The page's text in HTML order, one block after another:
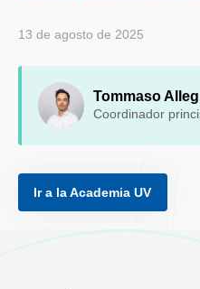
13 de agosto de 2025
Tommaso
Coordinador
Ir a la Academia UV